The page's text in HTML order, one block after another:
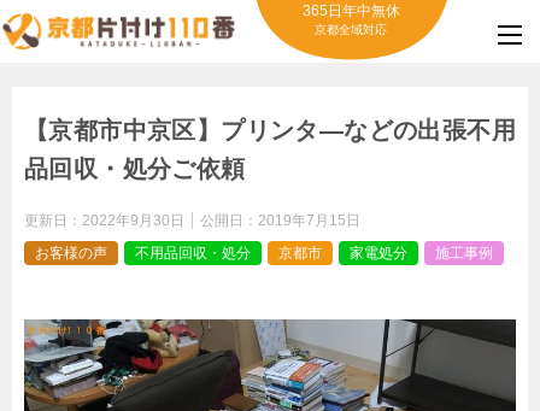
365日年中無休
京都全域対応
【京都市中京区】プリンタ―などの出張不用
品回収・処分ご依頼
更新日： 2022年9月30日 公開日： 2019年7月15日
お客様の声
不用品回収・処分 京都市 家電処分 施工事例